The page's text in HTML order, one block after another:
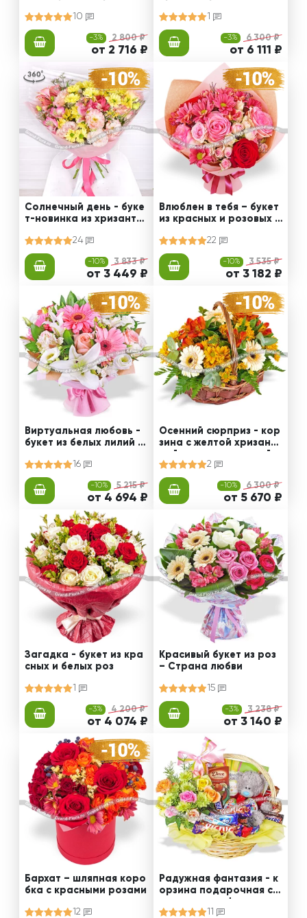
10
-3% 2 800 ₽
от 2 716 ₽
1
-3% 6 300 ₽
от 6 111 ₽
Солнечный день - буке
т-новинка из хризанте
томы
24
-10% 3 833 ₽
от 3 449 ₽
Влюблен в тебя – букет
из красных и розовых р
22
-10% 3 535 ₽
от 3 182 ₽
Виртуальная любовь -
букет из белых лилий и
16
-10% 5 215 ₽
от 4 694 ₽
Осенний сюрприз - кор
зина с желтой хризанте
2
-10% 6 300 ₽
от 5 670 ₽
Загадка - букет из кра
сных и белых роз
1
-3% 4 200 ₽
от 4 074 ₽
Красивый букет из роз
– Страна любви
15
-3% 3 238 ₽
от 3 140 ₽
Бархат – шляпная коро
бка с красными розами
12
Радужная фантазия - к
орзина подарочная с ц
11